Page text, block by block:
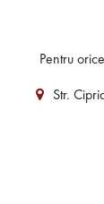
Pentru
Str.